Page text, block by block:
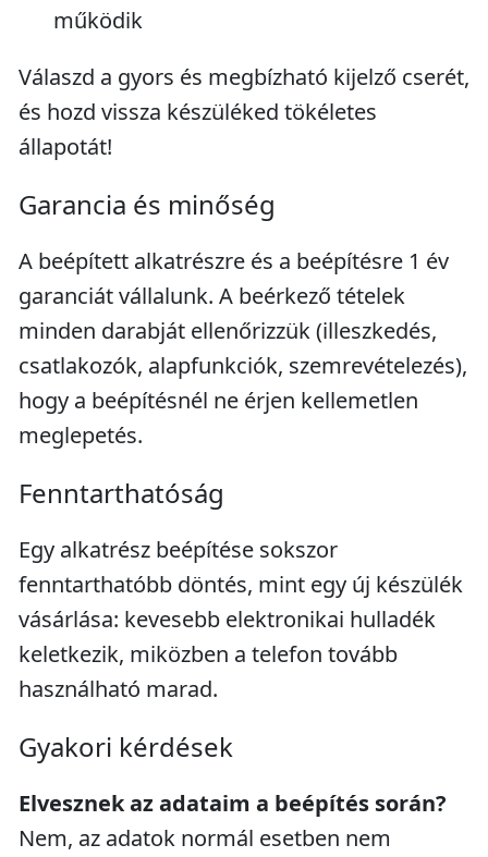
működik
Válaszd a gyors és megbízható kijelző cserét,
és hozd vissza készüléked tökéletes
állapotát!
Garancia és minőség
A beépített alkatrészre és a beépítésre 1 év
garanciát vállalunk. A beérkező tételek
minden darabját ellenőrizzük (illeszkedés,
csatlakozók, alapfunkciók, szemrevételezés),
hogy a beépítésnél ne érjen kellemetlen
meglepetés.
Fenntarthatóság
Egy alkatrész beépítése sokszor
fenntarthatóbb döntés, mint egy új készülék
vásárlása: kevesebb elektronikai hulladék
keletkezik, miközben a telefon tovább
használható marad.
Gyakori kérdések
Elvesznek az adataim a beépítés során?
Nem, az adatok normál esetben nem